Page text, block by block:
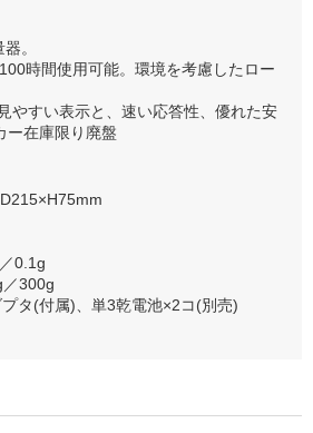
。
時間使用可能。環境を考慮したロー
やすい表示と、速い応答性、優れた安
在庫限り廃盤
0.1g
300g
タ(付属)、単3乾電池×2コ(別売)